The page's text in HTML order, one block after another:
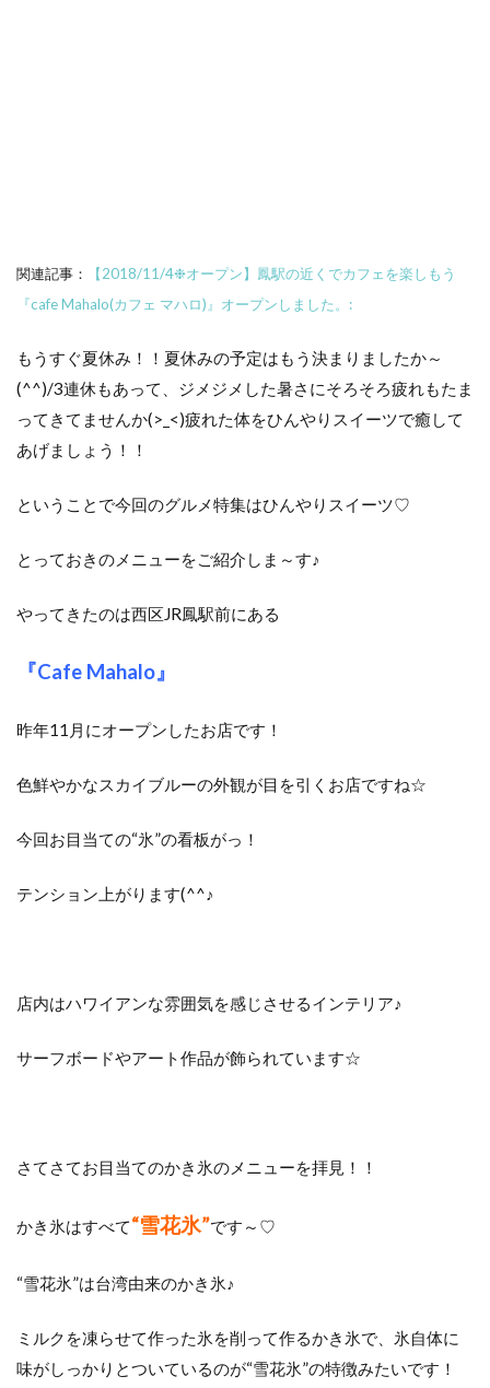
関連記事：
【2018/11/4❉オープン】鳳駅の近くでカフェを楽しもう
『cafe Mahalo(カフェ マハロ)』オープンしました。:
もうすぐ夏休み！！夏休みの予定はもう決まりましたか～
(^^)/3連休もあって、ジメジメした暑さにそろそろ疲れもたま
ってきてませんか(>_<)疲れた体をひんやりスイーツで癒して
あげましょう！！
ということで今回のグルメ特集はひんやりスイーツ♡
とっておきのメニューをご紹介しま～す♪
やってきたのは西区JR鳳駅前にある
『Cafe Mahalo』
昨年11月にオープンしたお店です！
色鮮やかなスカイブルーの外観が目を引くお店ですね☆
今回お目当ての“氷”の看板がっ！
テンション上がります(^^♪
店内はハワイアンな雰囲気を感じさせるインテリア♪
サーフボードやアート作品が飾られています☆
さてさてお目当てのかき氷のメニューを拝見！！
かき氷はすべて“雪花氷”です～♡
“雪花氷”は台湾由来のかき氷♪
ミルクを凍らせて作った氷を削って作るかき氷で、氷自体に
味がしっかりとついているのが“雪花氷”の特徴みたいです！